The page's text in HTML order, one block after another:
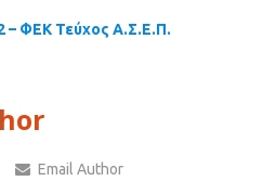
– ΦΕΚ Τεύχος Α.Σ.Ε.Π.
Email Author